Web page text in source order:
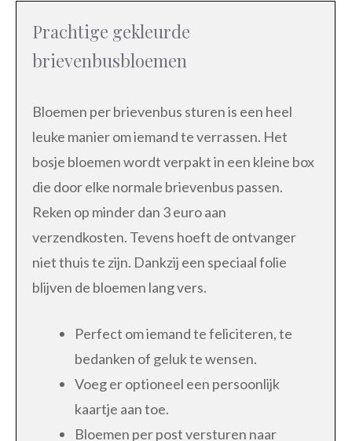
Prachtige gekleurde
brievenbusbloemen
Bloemen per brievenbus sturen is een heel
leuke manier om iemand te verrassen. Het
bosje bloemen wordt verpakt in een kleine box
die door elke normale brievenbus passen.
Reken op minder dan 3 euro aan
verzendkosten. Tevens hoeft de ontvanger
niet thuis te zijn. Dankzij een speciaal folie
blijven de bloemen lang vers.
Perfect om iemand te feliciteren, te
bedanken of geluk te wensen.
Voeg er optioneel een persoonlijk
kaartje aan toe.
Bloemen per post versturen naar